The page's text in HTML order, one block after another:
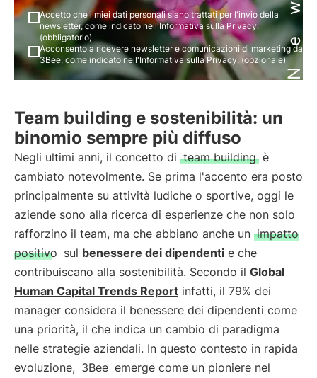
Accetto che i miei dati personali siano trattati per l'invio della
newsletter, come indicato nell'Informativa sulla Privacy.
(obbligatorio)
Acconsento a ricevere newsletter e comunicazioni di marketing da
3Bee, come indicato nell'Informativa sulla Privacy. (opzionale)
Team building e sostenibilità: un
binomio sempre più diffuso
Negli ultimi anni, il concetto di team building è
cambiato notevolmente. Se prima l'accento era posto
principalmente su attività ludiche o sportive, oggi le
aziende sono alla ricerca di esperienze che non solo
rafforzino il team, ma che abbiano anche un impatto
positivo sul benessere dei dipendenti e che
contribuiscano alla sostenibilità. Secondo il Global
Human Capital Trends Report infatti, il 79% dei
manager considera il benessere dei dipendenti come
una priorità, il che indica un cambio di paradigma
nelle strategie aziendali. In questo contesto in rapida
evoluzione, 3Bee emerge come un pioniere nel